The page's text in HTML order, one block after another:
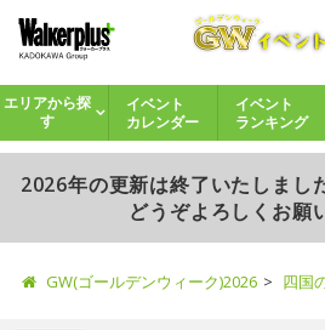
エリアから探
す
イベント
カレンダー
イベント
ランキング
2026年の更新は終了いたしまし
どうぞよろしくお願
GW(ゴールデンウィーク)2026 四国